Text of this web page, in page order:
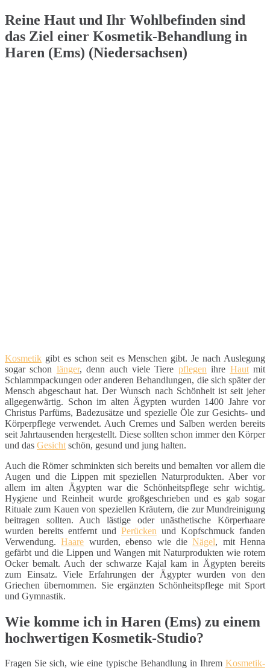
Reine Haut und Ihr Wohlbefinden sind
das Ziel einer Kosmetik-Behandlung in
Haren (Ems) (Niedersachsen)
Kosmetik gibt es schon seit es Menschen gibt. Je nach Auslegung
sogar schon länger, denn auch viele Tiere pflegen ihre Hautmit
Schlammpackungen oder anderen Behandlungen, die sich später der
Mensch abgeschaut hat. Der Wunsch nach Schönheit ist seit jeher
allgegenwärtig. Schon im alten Ägypten wurden 1400 Jahre vor
Christus Parfüms, Badezusätze und spezielle Öle zur Gesichts- und
Körperpflege verwendet. Auch Cremes und Salben werden bereits
seit Jahrtausenden hergestellt. Diese sollten schon immer den Körper
und das Gesicht schön, gesund und jung halten.
Auch die Römer schminkten sich bereits und bemalten vor allem die
Augen und die Lippen mit speziellen Naturprodukten. Aber vor
allem im alten Ägypten war die Schönheitspflege sehr wichtig.
Hygiene und Reinheit wurde großgeschrieben und es gab sogar
Rituale zum Kauen von speziellen Kräutern, die zur Mundreinigung
beitragen sollten. Auch lästige oder unästhetische Körperhaare
wurden bereits entfernt und Perücken und Kopfschmuck fanden
Verwendung.Haare wurden, ebenso wie dieNägel, mit Henna
gefärbt und die Lippen und Wangen mit Naturprodukten wie rotem
Ocker bemalt. Auch der schwarze Kajal kam in Ägypten bereits
zum Einsatz. Viele Erfahrungen der Ägypter wurden von den
Griechen übernommen. Sie ergänzten Schönheitspflege mit Sport
und Gymnastik.
Wie komme ich in Haren (Ems) zu einem
hochwertigen Kosmetik-Studio?
Fragen Sie sich, wie eine typische Behandlung in Ihrem Kosmetik-